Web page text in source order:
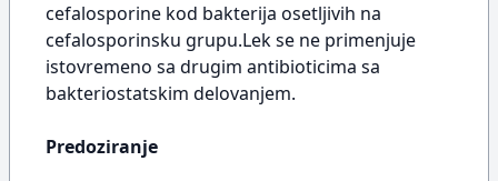
cefalosporine kod bakterija osetljivih na
cefalosporinsku grupu.Lek se ne primenjuje
istovremeno sa drugim antibioticima sa
bakteriostatskim delovanjem.
Predoziranje